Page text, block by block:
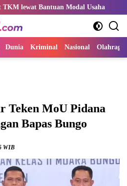
Modal Usaha Kemnaker
Dunia Kriminal Nasional Olahraga
Teken MoU Pidana
Bapas Bungo
WIB